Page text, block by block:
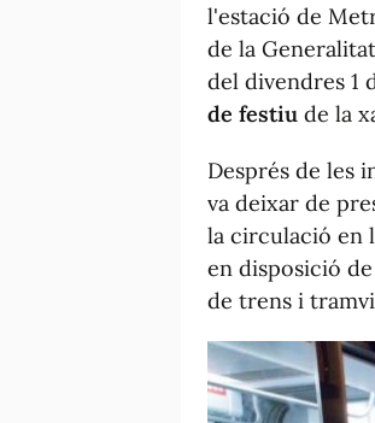
l'estació de
de la
del divendres 1
de festiu de la
Després de les
va deixar de
la circulació en
en disposició
de trens i